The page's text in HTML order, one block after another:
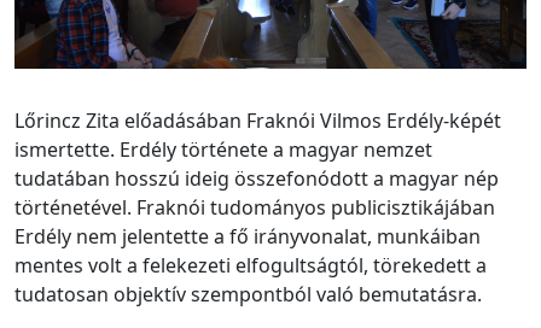
Lőrincz Zita előadásában Fraknói Vilmos Erdély-képét
ismertette. Erdély története a magyar nemzet
tudatában hosszú ideig összefonódott a magyar nép
történetével. Fraknói tudományos publicisztikájában
Erdély nem jelentette a fő irányvonalat, munkáiban
mentes volt a felekezeti elfogultságtól, törekedett a
tudatosan objektív szempontból való bemutatásra.